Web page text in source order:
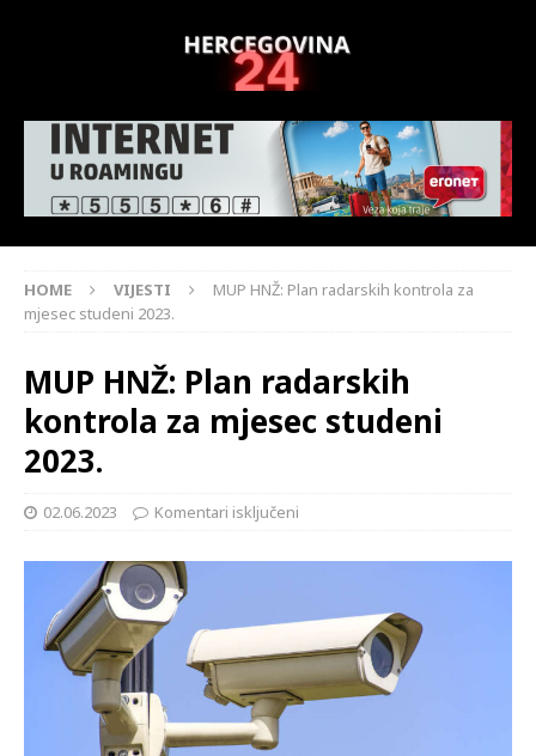
HOME VIJESTI
MUP HNŽ: Plan radarskih kontrola za
mjesec studeni 2023.
MUP HNŽ: Plan radarskih
kontrola za mjesec studeni
2023.
02.06.2023 Komentari isključeni